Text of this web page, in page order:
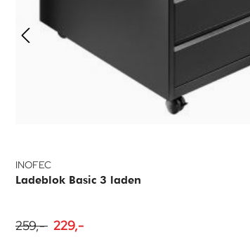
INOFEC
Ladeblok Basic 3 laden
259,- 229,-